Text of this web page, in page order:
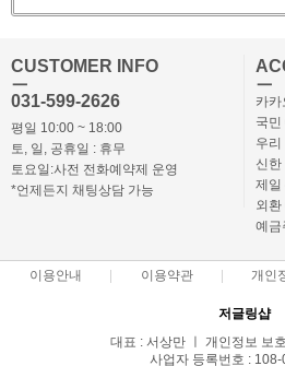
CUSTOMER INFO
ㅡ
031-599-2626
평일 10:00 ~ 18:00
토, 일, 공휴일 : 휴무
토요일:사전 전화예약제 운영
*언제든지 채팅상담 가능
ㅡ
카
국
우
신
제
외
예금
이용안내 이용약관 개인
저글링샵
대표 : 서상만 ㅣ 개인정보 보
사업자 등록번호 :